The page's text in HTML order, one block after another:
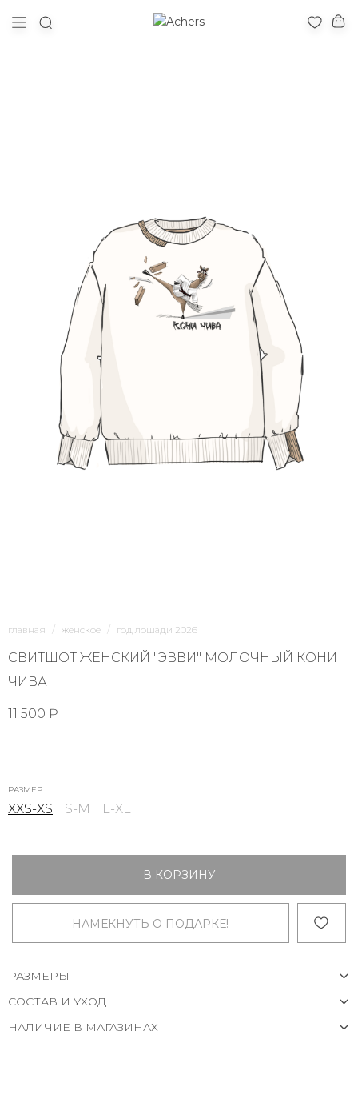
главная женское год лошади 2026
СВИТШОТ ЖЕНСКИЙ "ЭВВИ" МОЛОЧНЫЙ КОНИ
ЧИВА
11 500 ₽
РАЗМЕР
XXS-XS S-M L-XL
В КОРЗИНУ
НАМЕКНУТЬ О ПОДАРКЕ!
РАЗМЕРЫ
СОСТАВ И УХОД
НАЛИЧИЕ В МАГАЗИНАХ